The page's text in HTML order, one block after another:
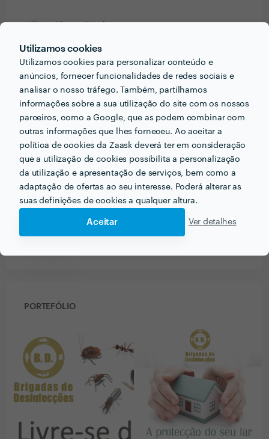
Utilizamos cookies
Utilizamos cookies para personalizar conteúdo e
anúncios, fornecer funcionalidades de redes sociais e
analisar o nosso tráfego. Também, partilhamos
informações sobre a sua utilização do site com os nossos
parceiros, como a Google, que as podem combinar com
outras informações que lhes forneceu. Ao aceitar a
política de cookies da Zaask deverá ter em consideração
que a utilização de cookies possibilita a personalização
da utilização e apresentação de serviços, bem como a
adaptação de ofertas ao seu interesse. Poderá alterar as
suas definições de cookies a qualquer altura.
Aceitar Ver detalhes
12 Out 2019
Ver mais
PRÉMIOS ZAASK
x2 2 vezes Profissional de Excelência
🔥 Uau! Encontrou um/a Profissional de
distinção da Zaask em 2018 e 2019
PORTEFÓLIO